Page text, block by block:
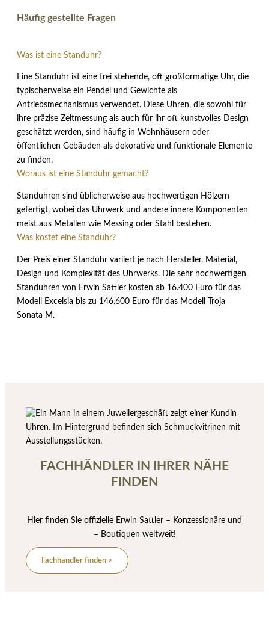
Häufig gestellte Fragen
Was ist eine Standuhr?
Eine Standuhr ist eine frei stehende, oft großformatige Uhr, die
typischerweise ein Pendel und Gewichte als
Antriebsmechanismus verwendet. Diese Uhren, die sowohl für
ihre präzise Zeitmessung als auch für ihr oft kunstvolles Design
geschätzt werden, sind häufig in Wohnhäusern oder
öffentlichen Gebäuden als dekorative und funktionale Elemente
zu finden.
Woraus ist eine Standuhr gemacht?
Standuhren sind üblicherweise aus hochwertigen Hölzern
gefertigt, wobei das Uhrwerk und andere innere Komponenten
meist aus Metallen wie Messing oder Stahl bestehen.
Was kostet eine Standuhr?
Der Preis einer Standuhr variiert je nach Hersteller, Material,
Design und Komplexität des Uhrwerks. Die sehr hochwertigen
Standuhren von Erwin Sattler kosten ab 16.400 Euro für das
Modell Excelsia bis zu 146.600 Euro für das Modell Troja
Sonata M.
FACHHÄNDLER IN IHRER NÄHE
FINDEN
Hier finden Sie offizielle Erwin Sattler – Konzessionäre und
– Boutiquen weltweit!
Fachhändler finden >